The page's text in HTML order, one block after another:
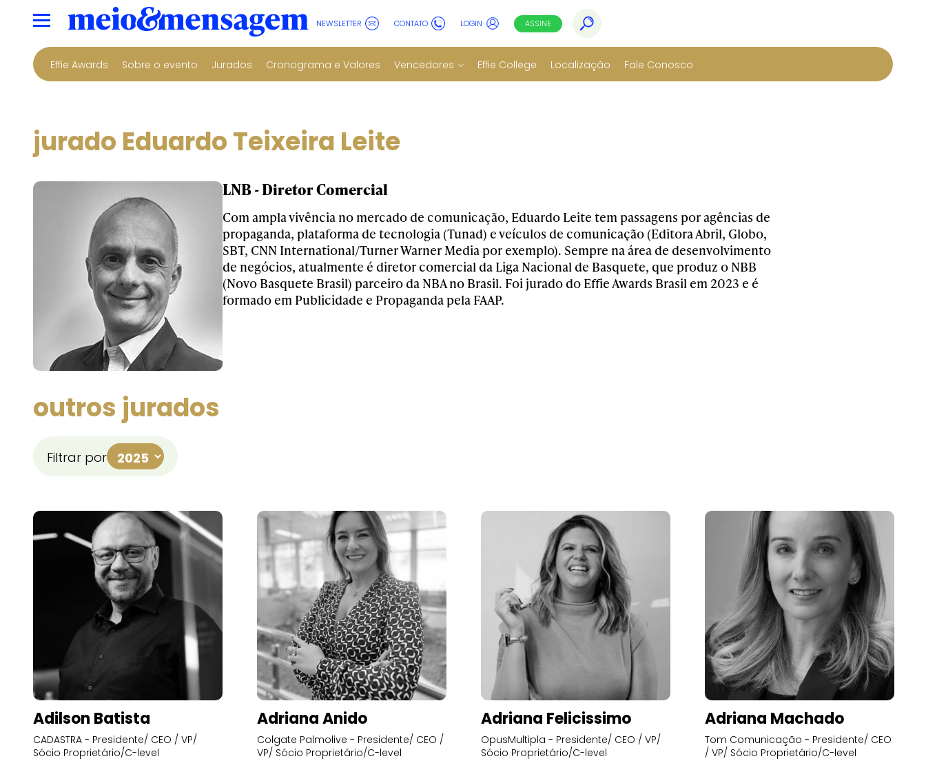
NEWSLETTER CONTATO LOGIN ASSINE
Effie Awards Sobre o evento Jurados Cronograma e Valores Vencedores Effie College Localização Fale Conosco
jurado Eduardo Teixeira Leite
LNB - Diretor Comercial
Com ampla vivência no mercado de comunicação, Eduardo Leite tem passagens por agências de
propaganda, plataforma de tecnologia (Tunad) e veículos de comunicação (Editora Abril, Globo,
SBT, CNN International/Turner Warner Media por exemplo). Sempre na área de desenvolvimento
de negócios, atualmente é diretor comercial da Liga Nacional de Basquete, que produz o NBB
(Novo Basquete Brasil) parceiro da NBA no Brasil. Foi jurado do Effie Awards Brasil em 2023 e é
formado em Publicidade e Propaganda pela FAAP.
outros jurados
Filtrar por
Adilson Batista
CADASTRA - Presidente/ CEO / VP/
Sócio Proprietário/C-level
Adriana Anido
Colgate Palmolive - Presidente/ CEO /
VP/ Sócio Proprietário/C-level
Adriana Felicissimo
OpusMultipla - Presidente/ CEO / VP/
Sócio Proprietário/C-level
Adriana Machado
Tom Comunicação - Presidente/ CEO
/ VP/ Sócio Proprietário/C-level